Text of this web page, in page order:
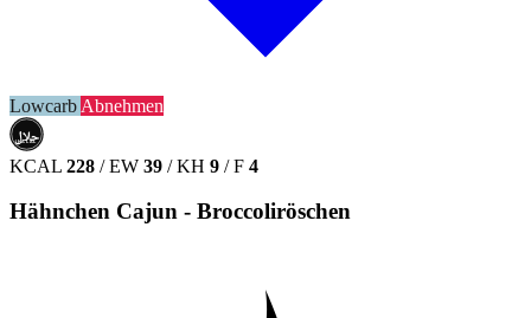
Lowcarb Abnehmen
حلال
HALAL
KCAL 228 / EW 39 / KH 9 / F 4
Hähnchen Cajun - Broccoliröschen